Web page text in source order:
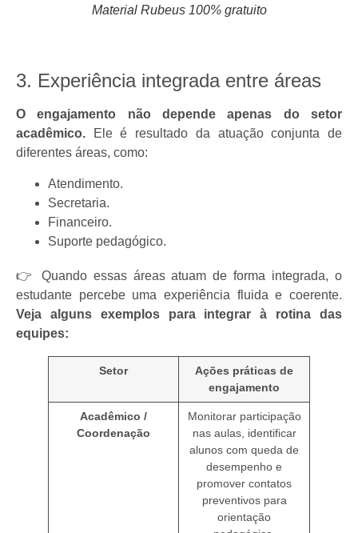
Material Rubeus 100% gratuito
3. Experiência integrada entre áreas
O engajamento não depende apenas do setor
acadêmico.
Ele é resultado da atuação conjunta de
diferentes áreas, como:
Atendimento.
Secretaria.
Financeiro.
Suporte pedagógico.
👉 Quando essas áreas atuam de forma integrada, o
estudante percebe uma experiência fluida e coerente.
Veja alguns exemplos para integrar à rotina das
equipes:
Setor
Ações práticas de
engajamento
Acadêmico /
Coordenação
Monitorar participação
nas aulas, identificar
alunos com queda de
desempenho e
promover contatos
preventivos para
orientação